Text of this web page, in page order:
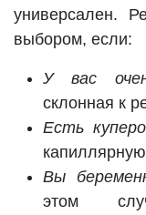
универсален.
выбором, если:
У вас
склонная к
Есть
капиллярную
Вы
этом